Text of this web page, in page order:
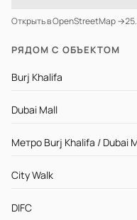
Открыть в OpenStreetMap →
РЯДОМ С ОБЪЕКТОМ
Burj Khalifa
Dubai Mall
Метро Burj Khalifa / Dubai
City Walk
DIFC